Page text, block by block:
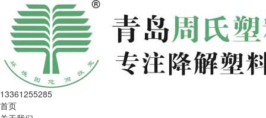
13361255285
首页